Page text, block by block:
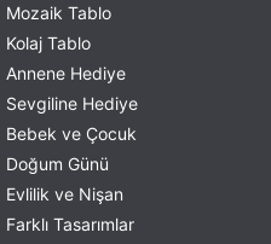
Mozaik Tablo
Kolaj Tablo
Annene Hediye
Sevgiline Hediye
Bebek ve Çocuk
Doğum Günü
Evlilik ve Nişan
Farklı Tasarımlar